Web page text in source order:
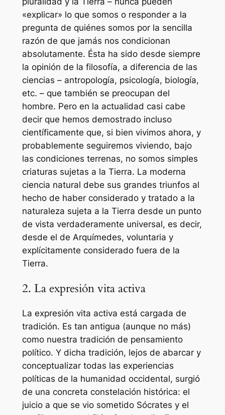
«explicar» lo que somos o responder a la
pregunta de quiénes somos por la sencilla
razón de que jamás nos condicionan
absolutamente. Ésta ha sido desde siempre
la opinión de la filosofía, a diferencia de las
ciencias – antropología, psicología, biología,
etc. – que también se preocupan del
hombre. Pero en la actualidad casi cabe
decir que hemos demostrado incluso
científicamente que, si bien vivimos ahora, y
probablemente seguiremos viviendo, bajo
las condiciones terrenas, no somos simples
criaturas sujetas a la Tierra. La moderna
ciencia natural debe sus grandes triunfos al
hecho de haber considerado y tratado a la
naturaleza sujeta a la Tierra desde un punto
de vista verdaderamente universal, es decir,
desde el de Arquímedes, voluntaria y
explícitamente considerado fuera de la
Tierra.
2. La expresión vita activa
La expresión vita activa está cargada de
tradición. Es tan antigua (aunque no más)
como nuestra tradición de pensamiento
político. Y dicha tradición, lejos de abarcar y
conceptualizar todas las experiencias
políticas de la humanidad occidental, surgió
de una concreta constelación histórica: el
juicio a que se vio sometido Sócrates y el